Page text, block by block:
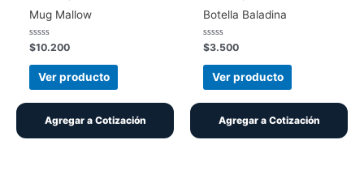
Mug Mallow
Valorado
con
0
de
$10.200
Ver producto
Agregar a Cotización
Botella Baladina
Valorado
con
0
de
$3.500
Ver producto
Agregar a Cotización